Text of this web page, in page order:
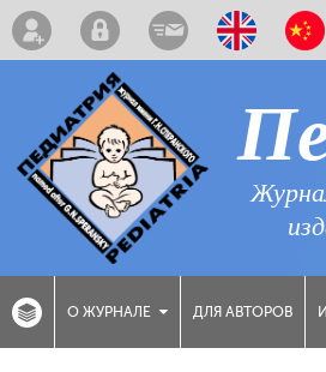
О ЖУРНАЛЕ ДЛЯ АВТОРОВ